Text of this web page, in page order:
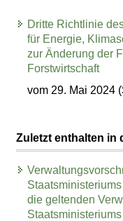
Dritte Richtlinie
für Energie,
zur Änderung der
Forstwirtschaft
vom 29. Mai 2024
Zuletzt enthalten in
die geltenden